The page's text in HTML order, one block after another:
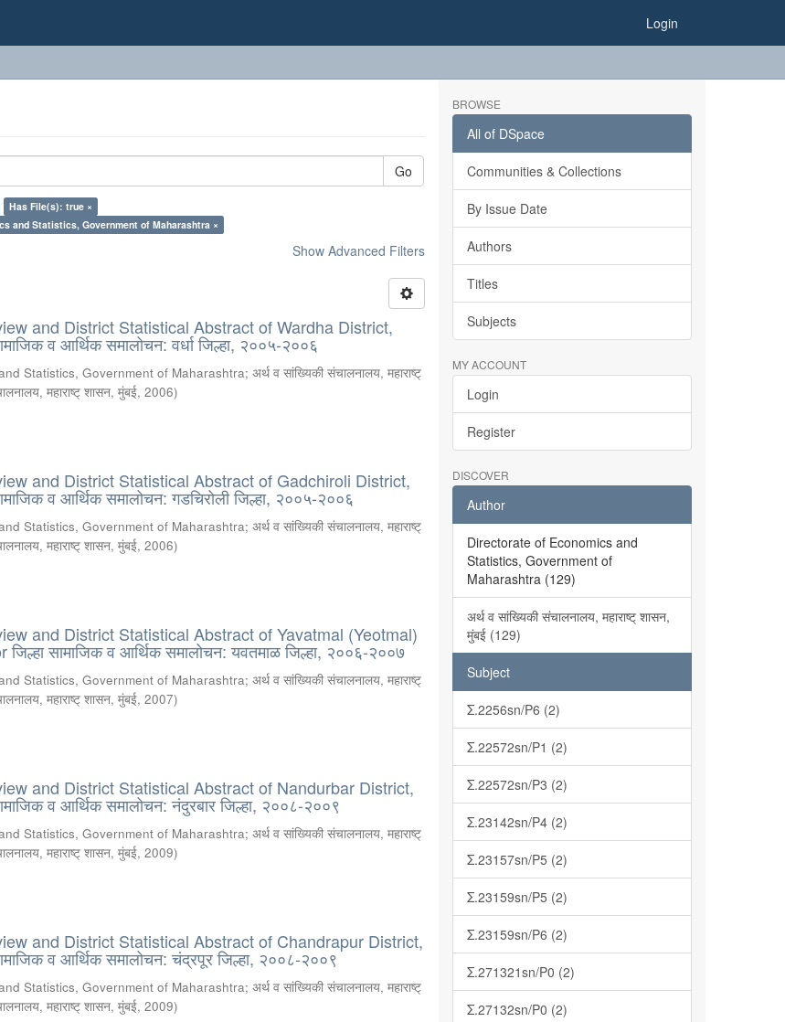
Login
Go
Has File(s): true ×
and Statistics, Government of Maharashtra ×
Show Advanced Filters
and District Statistical Abstract of Wardha District,
व आर्थिक समालोचन: वर्धा जिल्हा, २००५-२००६
Statistics, Government of Maharashtra;अर्थ व सांख्यिकी संचालनालय, महाराष्ट्
महाराष्ट् शासन, मुंबई,2006)
and District Statistical Abstract of Gadchiroli District,
व आर्थिक समालोचन: गडचिरोली जिल्हा, २००५-२००६
Statistics, Government of Maharashtra;अर्थ व सांख्यिकी संचालनालय, महाराष्ट्
महाराष्ट् शासन, मुंबई,2006)
and District Statistical Abstract of Yavatmal (Yeotmal)
सामाजिक व आर्थिक समालोचन: यवतमाळ जिल्हा, २००६-२००७
Statistics, Government of Maharashtra;अर्थ व सांख्यिकी संचालनालय, महाराष्ट्
महाराष्ट् शासन, मुंबई,2007)
and District Statistical Abstract of Nandurbar District,
व आर्थिक समालोचन: नंदुरबार जिल्हा, २००८-२००९
Statistics, Government of Maharashtra;अर्थ व सांख्यिकी संचालनालय, महाराष्ट्
महाराष्ट् शासन, मुंबई,2009)
and District Statistical Abstract of Chandrapur District,
व आर्थिक समालोचन: चंद्रपूर जिल्हा, २००८-२००९
Statistics, Government of Maharashtra;अर्थ व सांख्यिकी संचालनालय, महाराष्ट्
महाराष्ट् शासन, मुंबई,2009)
BROWSE
All of DSpace
Communities & Collections
By Issue Date
Authors
Titles
Subjects
MY ACCOUNT
Login
Register
DISCOVER
Author
Directorate of Economics and
Statistics, Government of
Maharashtra (129)
अर्थ व सांख्यिकी संचालनालय, महाराष्ट् शासन,
मुंबई (129)
Subject
Σ.2256sn/P6 (2)
Σ.22572sn/P1 (2)
Σ.22572sn/P3 (2)
Σ.23142sn/P4 (2)
Σ.23157sn/P5 (2)
Σ.23159sn/P5 (2)
Σ.23159sn/P6 (2)
Σ.271321sn/P0 (2)
Σ.27132sn/P0 (2)